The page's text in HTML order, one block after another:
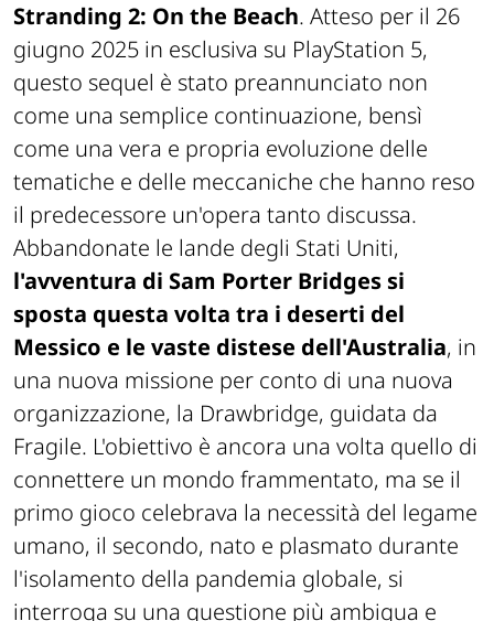
Stranding 2: On the Beach. Atteso per il 26
giugno 2025 in esclusiva su PlayStation 5,
questo sequel è stato preannunciato non
come una semplice continuazione, bensì
come una vera e propria evoluzione delle
tematiche e delle meccaniche che hanno reso
il predecessore un'opera tanto discussa.
Abbandonate le lande degli Stati Uniti,
l'avventura di Sam Porter Bridges si
sposta questa volta tra i deserti del
Messico e le vaste distese dell'Australia, in
una nuova missione per conto di una nuova
organizzazione, la Drawbridge, guidata da
Fragile. L'obiettivo è ancora una volta quello di
connettere un mondo frammentato, ma se il
primo gioco celebrava la necessità del legame
umano, il secondo, nato e plasmato durante
l'isolamento della pandemia globale, si
interroga su una questione più ambigua e